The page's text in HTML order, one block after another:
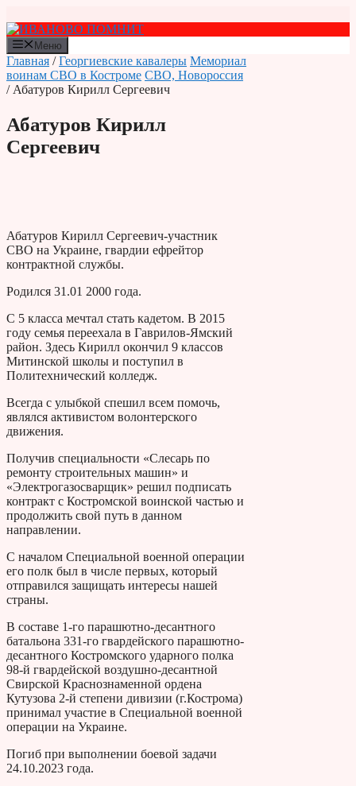
к
содержимому
Меню
Главная /Георгиевские кавалеры Мемориал
воинам СВО в Костроме СВО, Новороссия
/ Абатуров Кирилл Сергеевич
Абатуров Кирилл
Сергеевич
Абатуров Кирилл Сергеевич-участник
СВО на Украине, гвардии ефрейтор
контрактной службы.
Родился 31.01 2000 года.
С 5 класса мечтал стать кадетом. В 2015
году семья переехала в Гаврилов-Ямский
район. Здесь Кирилл окончил 9 классов
Митинской школы и поступил в
Политехнический колледж.
Всегда с улыбкой спешил всем помочь,
являлся активистом волонтерского
движения.
Получив специальности «Слесарь по
ремонту строительных машин» и
«Электрогазосварщик» решил подписать
контракт с Костромской воинской частью и
продолжить свой путь в данном
направлении.
С началом Специальной военной операции
его полк был в числе первых, который
отправился защищать интересы нашей
страны.
В составе 1-го парашютно-десантного
батальона 331-го гвардейского парашютно-
десантного Костромского ударного полка
98-й гвардейской воздушно-десантной
Свирской Краснознаменной ордена
Кутузова 2-й степени дивизии (г.Кострома)
принимал участие в Специальной военной
операции на Украине.
Погиб при выполнении боевой задачи
24.10.2023 года.